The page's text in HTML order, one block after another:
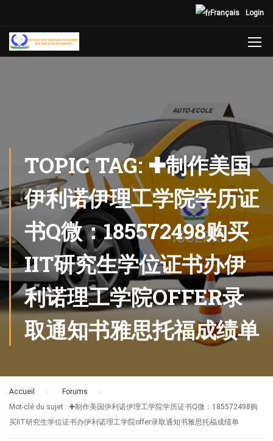
Login
Français
TOPIC TAG: ✚制作美国
伊利诺伊理工学院学历证
书Q微：185572498购买
IIT研究生学位证书办伊
利诺理工学院OFFER录
取通知书雅思托福成绩单
Accueil Forums
Mot-clé du sujet : ✚制作美国伊利诺伊理工学院学历证书Q微：185572498购
买IIT研究生学位证书办伊利诺理工学院offer录取通知书雅思托福成绩单